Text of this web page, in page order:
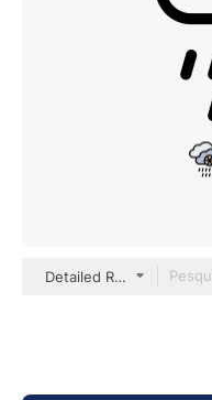
Detailed Rounded Lineal